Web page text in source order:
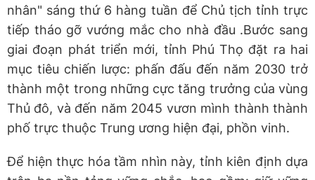
nhân" sáng thứ 6 hàng tuần để Chủ tịch tỉnh trực
tiếp tháo gỡ vướng mắc cho nhà đầu .Bước sang
giai đoạn phát triển mới, tỉnh Phú Thọ đặt ra hai
mục tiêu chiến lược: phấn đấu đến năm 2030 trở
thành một trong những cực tăng trưởng của vùng
Thủ đô, và đến năm 2045 vươn mình thành thành
phố trực thuộc Trung ương hiện đại, phồn vinh.
Để hiện thực hóa tầm nhìn này, tỉnh kiên định dựa